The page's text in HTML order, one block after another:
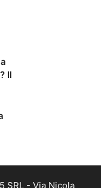
Il
SRL - Via Nicola